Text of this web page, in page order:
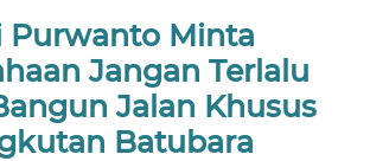
Purwanto Minta
Jangan Terlalu
Jalan Khusus
Batubara